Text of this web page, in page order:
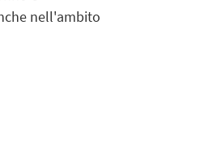
nell'ambito